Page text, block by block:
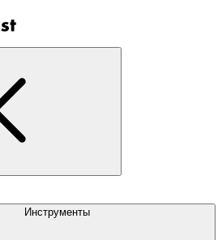
Инструменты